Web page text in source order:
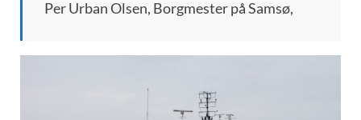
Per Urban Olsen, Borgmester på Samsø,